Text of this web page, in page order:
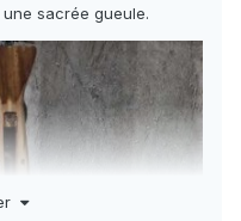
sacrée gueule.